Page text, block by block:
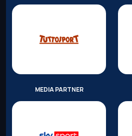
MEDIA PARTNER